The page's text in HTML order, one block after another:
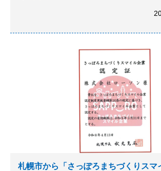
札幌市から「さっぽろまちづくりスマ